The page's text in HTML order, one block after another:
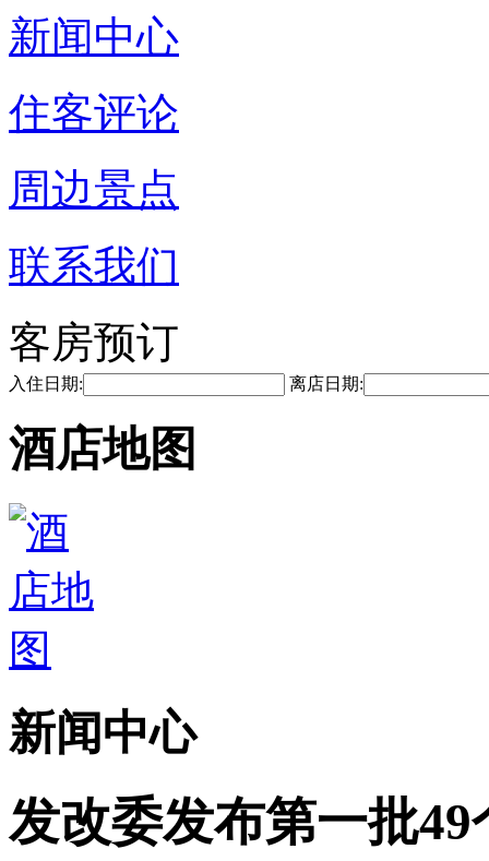
新闻中心
住客评论
周边景点
联系我们
客房预订
入住日期: 离店日期:
酒店地图
新闻中心
发改委发布第一批